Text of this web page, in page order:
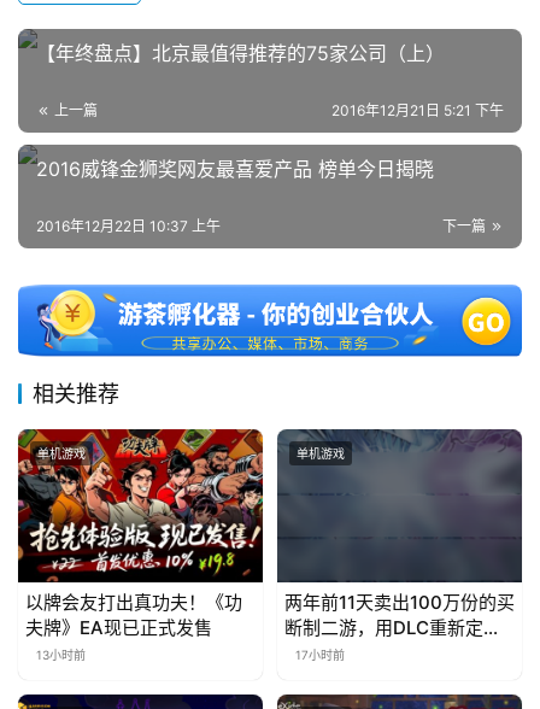
会
海
站
中
文
【年终盘点】北京最值得推荐的75家公司（上）
上一篇 2016年12月21日 5:21 下午
2016威锋金狮奖网友最喜爱产品 榜单今日揭晓
下一篇
2016年12月22日 10:37 上午
相关推荐
单机游戏
以牌会友打出真功夫！《功
夫牌》EA现已正式发售
13小时前
单机游戏
两年前11天卖出100万份的买
断制二游，用DLC重新定义
行业标杆
17小时前